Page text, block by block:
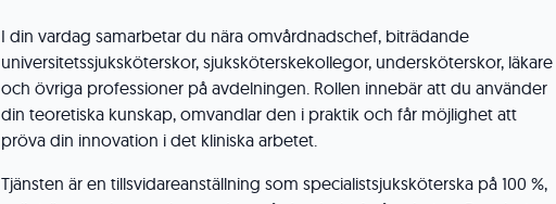
I din vardag samarbetar du nära omvårdnadschef, biträdande
universitetssjuksköterskor, sjuksköterskekollegor, undersköterskor, läkare
och övriga professioner på avdelningen. Rollen innebär att du använder
din teoretiska kunskap, omvandlar den i praktik och får möjlighet att
pröva din innovation i det kliniska arbetet.
Tjänsten är en tillsvidareanställning som specialistsjuksköterska på 100 %,